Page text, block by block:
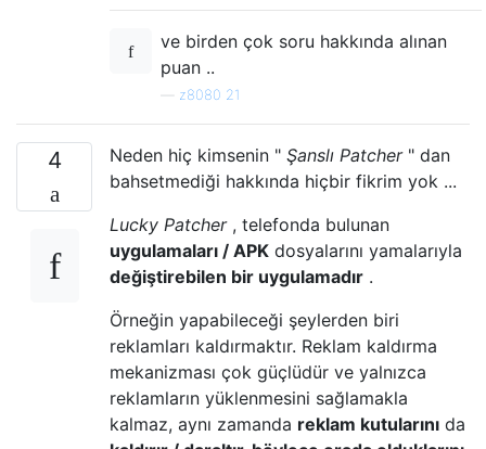
ve birden çok soru hakkında alınan
puan ..
z8080 21
4 Neden hiç kimsenin " Şanslı Patcher" dan
bahsetmediği hakkında hiçbir fikrim yok ...
Lucky Patcher, telefonda bulunan
uygulamaları / APK dosyalarını yamalarıyla
değiştirebilen bir uygulamadır .
Örneğin yapabileceği şeylerden biri
reklamları kaldırmaktır. Reklam kaldırma
mekanizması çok güçlüdür ve yalnızca
reklamların yüklenmesini sağlamakla
kalmaz, aynı zamanda reklam kutularını da